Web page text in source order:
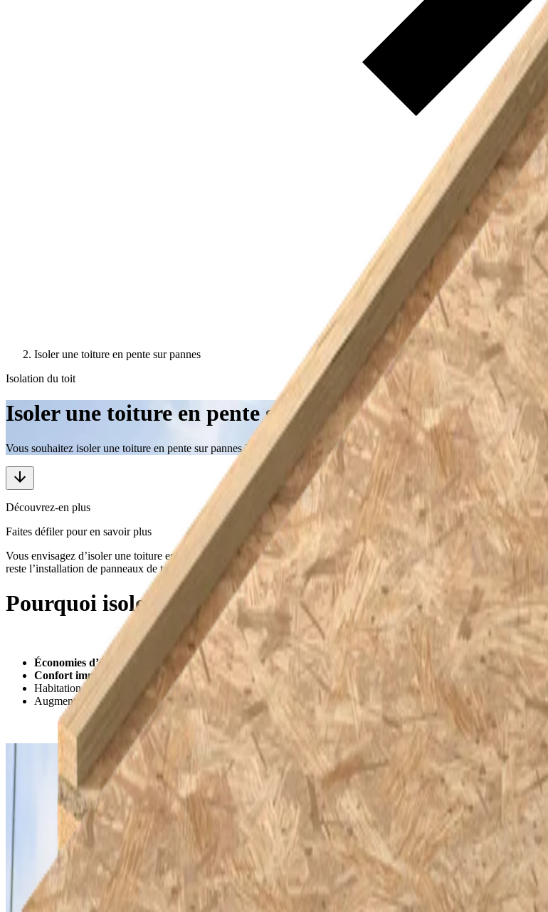
Isoler une toiture en pente sur pannes
Isolation du toit
Isoler une toiture en pente sur pannes avec les
Vous souhaitez isoler une toiture en pente sur pannes ? Sachez que c'est possible de plusieurs manières. L'isolation
Découvrez-en plus
Faites défiler pour en savoir plus
Vous envisagez d’isoler une toiture en pente sur pannes ? Sachez qu’il existe plusieurs méthodes. L’isolation d’une
reste l’installation de panneaux de toiture autoportants et thermiquement isolants, aussi appelés éléments sandwich.
Pourquoi isoler votre toiture en pente ?
Économies d’énergie
Confort immédiat: chaleur en hiver, fraîcheur en été
Habitation à l'
épreuve du futur
et réduction des émissions de CO₂
Augmentation de la valeur du bien et accès possible à des
primes/subsides